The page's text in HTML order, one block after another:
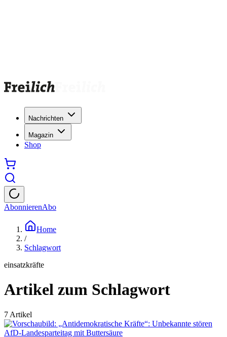
Nachrichten
Magazin
Shop
AbonnierenAbo
Home
/
Schlagwort
einsatzkräfte
Artikel zum Schlagwort
7 Artikel